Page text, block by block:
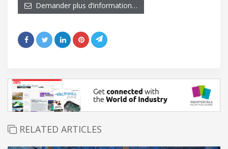
Demander plus d’information…
RELATED ARTICLES